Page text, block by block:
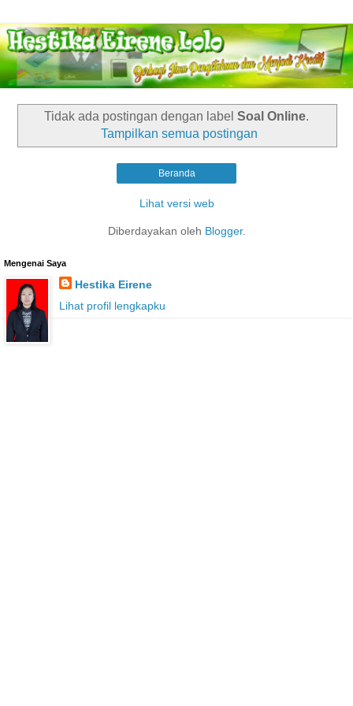
Tidak ada postingan dengan label Soal Online.
Tampilkan semua postingan
Beranda
Lihat versi web
Diberdayakan oleh Blogger.
Mengenai Saya
Hestika Eirene
Lihat profil lengkapku